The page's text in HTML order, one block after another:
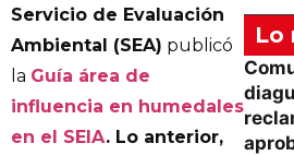
Servicio de Evaluación
Ambiental (SEA) publicó
la Guía área de
influencia en humedales
en el SEIA. Lo anterior,
Lo